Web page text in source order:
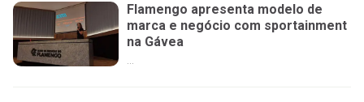
Flamengo apresenta modelo de
marca e negócio com sportainment
na Gávea
...